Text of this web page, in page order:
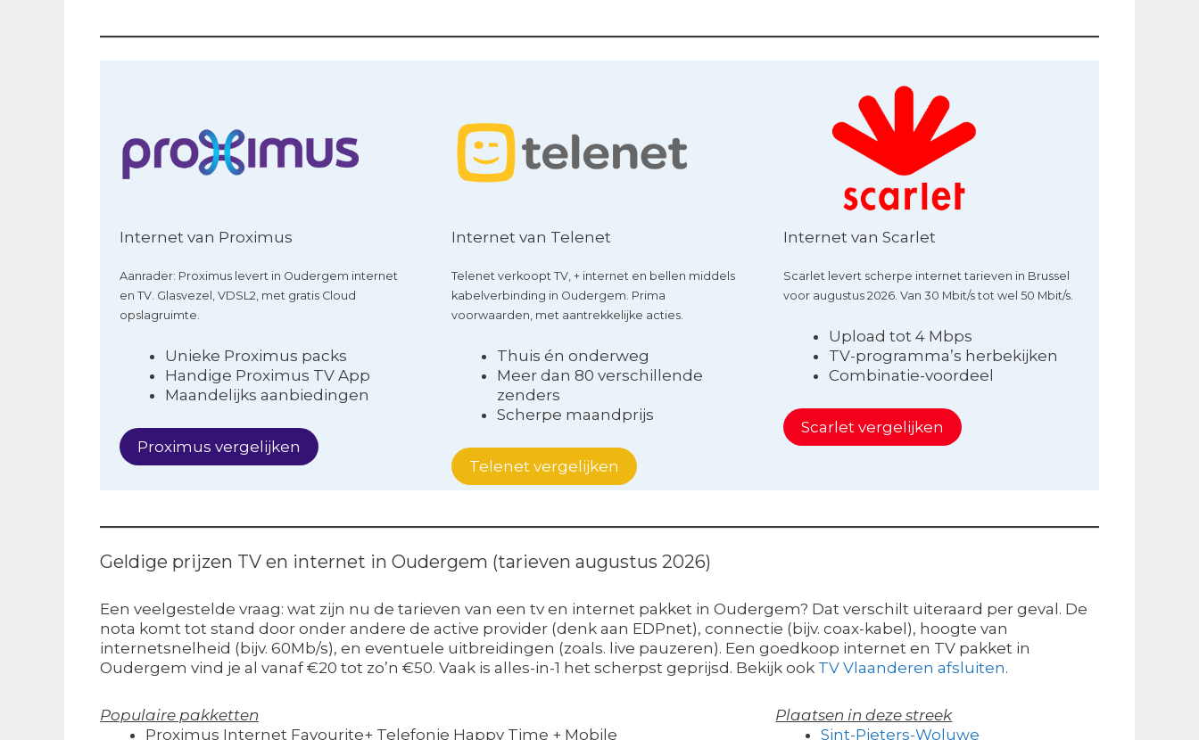
Internet van Proximus
Aanrader: Proximus levert in Oudergem internet
en TV. Glasvezel, VDSL2, met gratis Cloud
opslagruimte.
Unieke Proximus packs
Handige Proximus TV App
Maandelijks aanbiedingen
Proximus vergelijken
Internet van Telenet
Telenet verkoopt TV, + internet en bellen middels
kabelverbinding in Oudergem. Prima
voorwaarden, met aantrekkelijke acties.
Thuis én onderweg
Meer dan 80 verschillende
zenders
Scherpe maandprijs
Telenet vergelijken
Internet van Scarlet
Scarlet levert scherpe internet tarieven in Brussel
voor augustus 2026. Van 30 Mbit/s tot wel 50 Mbit/s.
Upload tot 4 Mbps
TV-programma’s herbekijken
Combinatie-voordeel
Scarlet vergelijken
Geldige prijzen TV en internet in Oudergem (tarieven augustus 2026)
Een veelgestelde vraag: wat zijn nu de tarieven van een tv en internet pakket in Oudergem? Dat verschilt uiteraard per geval. De
nota komt tot stand door onder andere de active provider (denk aan EDPnet), connectie (bijv. coax-kabel), hoogte van
internetsnelheid (bijv. 60Mb/s), en eventuele uitbreidingen (zoals. live pauzeren). Een goedkoop internet en TV pakket in
Oudergem vind je al vanaf €20 tot zo’n €50. Vaak is alles-in-1 het scherpst geprijsd. Bekijk ook TV Vlaanderen afsluiten.
Populaire pakketten
Proximus Internet Favourite+ Telefonie Happy Time + Mobile
Plaatsen in deze streek
Sint-Pieters-Woluwe